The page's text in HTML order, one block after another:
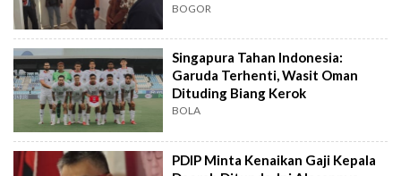
BOGOR
Singapura Tahan Indonesia:
Garuda Terhenti, Wasit Oman
Dituding Biang Kerok
BOLA
PDIP Minta Kenaikan Gaji Kepala